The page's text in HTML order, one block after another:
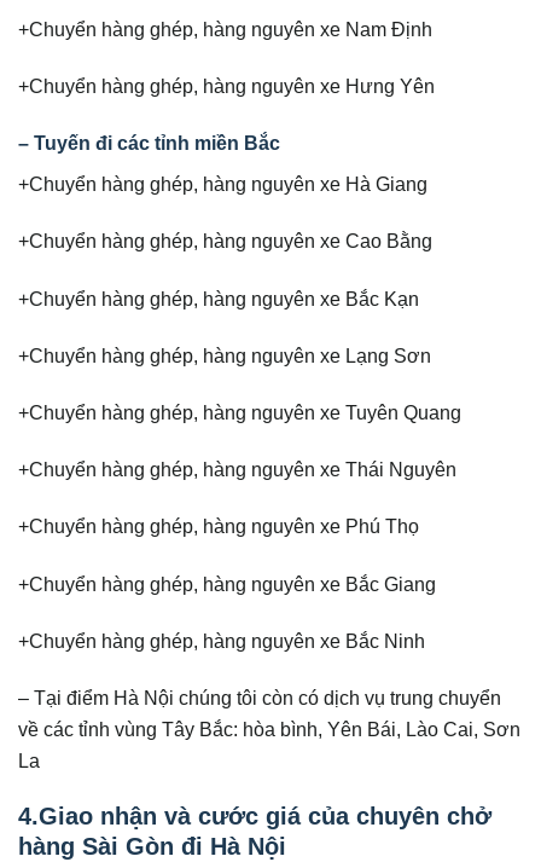
+Chuyển hàng ghép, hàng nguyên xe Nam Định
+Chuyển hàng ghép, hàng nguyên xe Hưng Yên
– Tuyến đi các tỉnh miền Bắc
+Chuyển hàng ghép, hàng nguyên xe Hà Giang
+Chuyển hàng ghép, hàng nguyên xe Cao Bằng
+Chuyển hàng ghép, hàng nguyên xe Bắc Kạn
+Chuyển hàng ghép, hàng nguyên xe Lạng Sơn
+Chuyển hàng ghép, hàng nguyên xe Tuyên Quang
+Chuyển hàng ghép, hàng nguyên xe Thái Nguyên
+Chuyển hàng ghép, hàng nguyên xe Phú Thọ
+Chuyển hàng ghép, hàng nguyên xe Bắc Giang
+Chuyển hàng ghép, hàng nguyên xe Bắc Ninh
– Tại điểm Hà Nội chúng tôi còn có dịch vụ trung chuyển
về các tỉnh vùng Tây Bắc: hòa bình, Yên Bái, Lào Cai, Sơn
La
4.Giao nhận và cước giá của chuyên chở
hàng Sài Gòn đi Hà Nội